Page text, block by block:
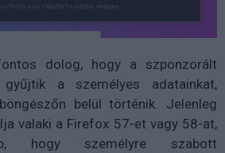
dolog, hogy a szponzorált
a személyes adatainkat,
belül történik. Jelenleg
valaki a Firefox 57-et vagy 58-at,
hogy személyre szabott